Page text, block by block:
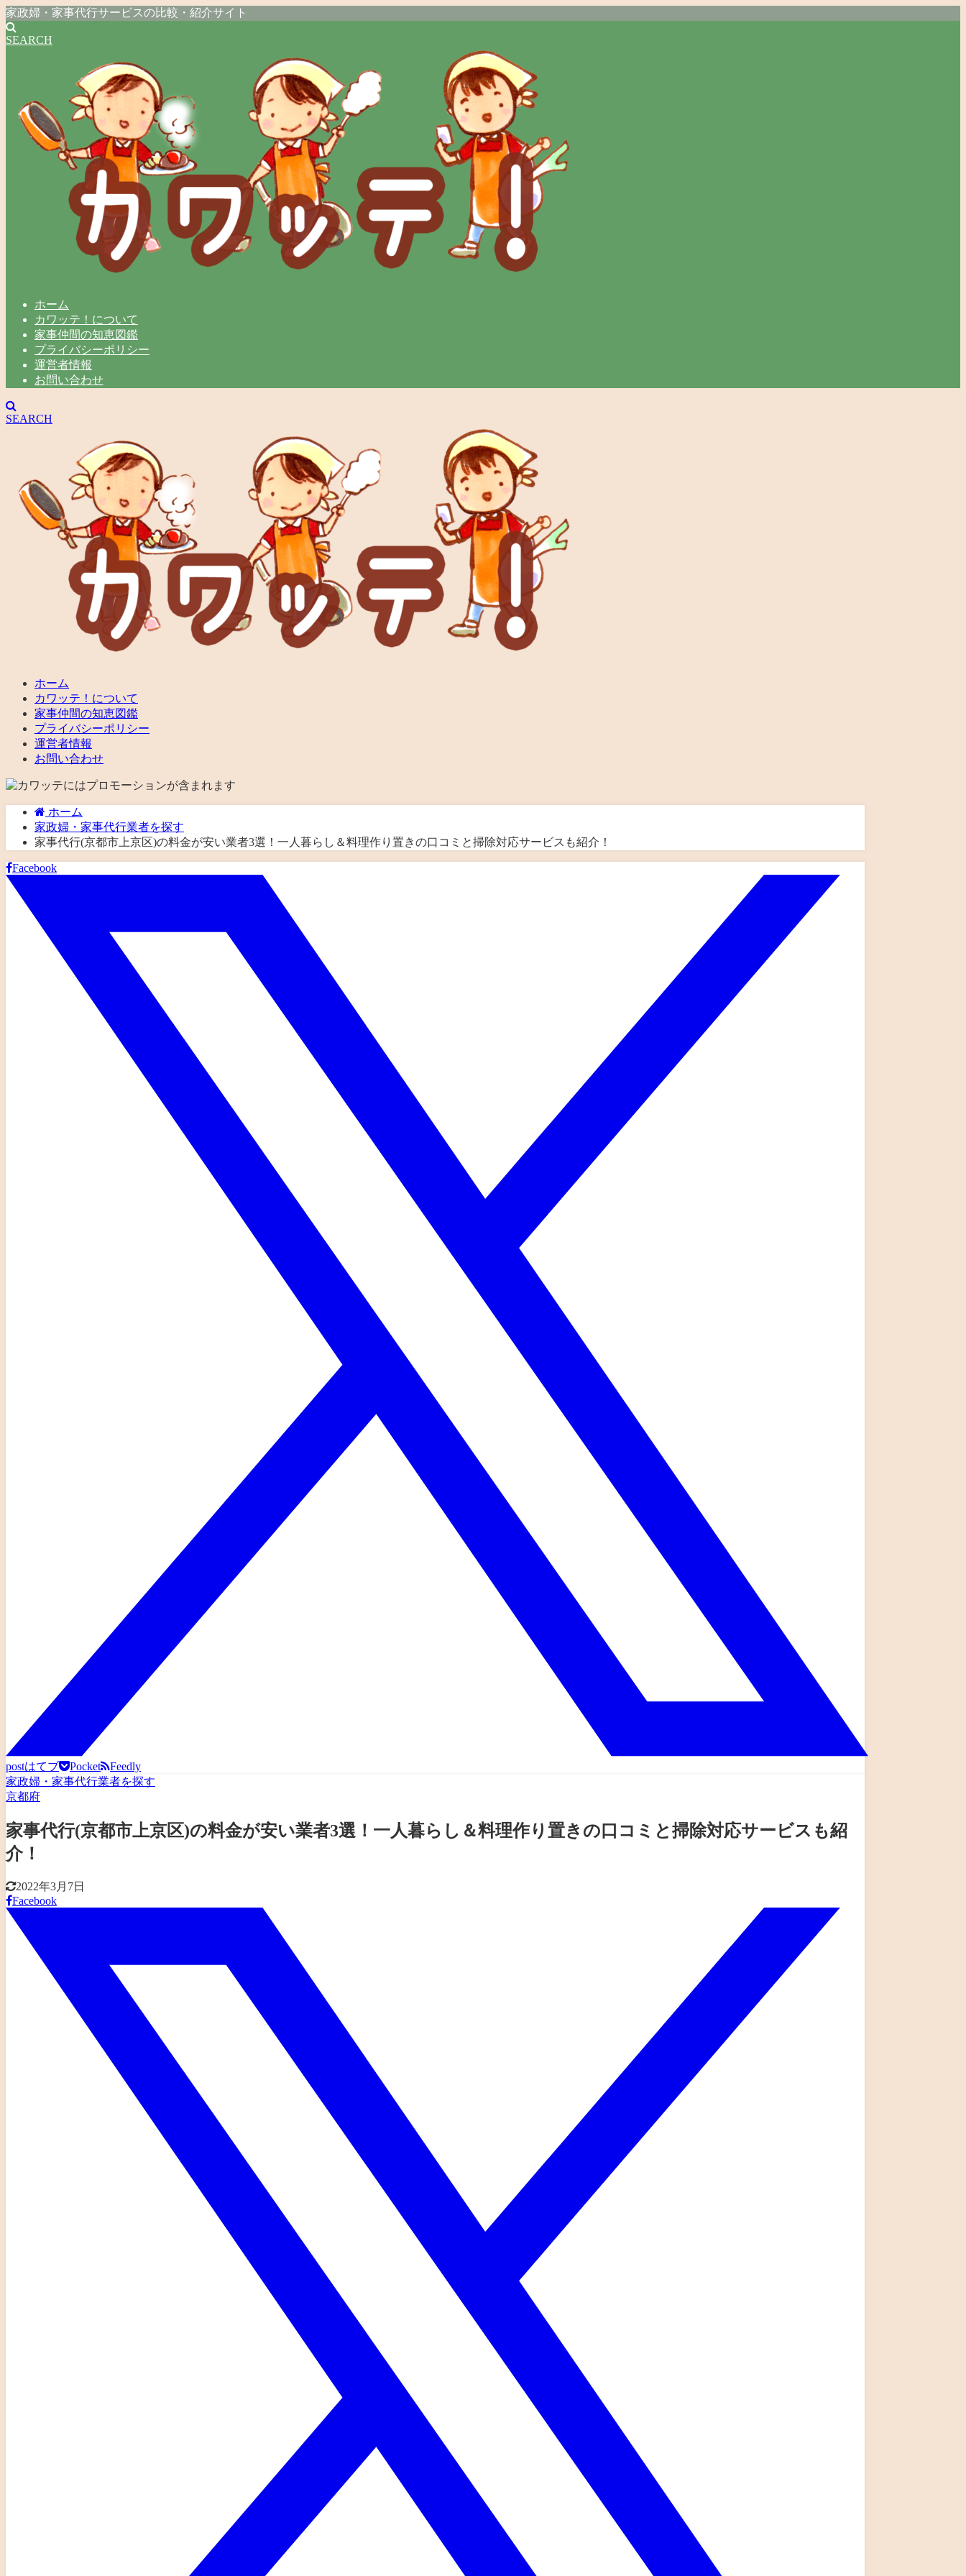
家政婦・家事代行サービスの比較・紹介サイト
SEARCH
ホーム
カワッテ！について
家事仲間の知恵図鑑
プライバシーポリシー
運営者情報
お問い合わせ
SEARCH
ホーム
カワッテ！について
家事仲間の知恵図鑑
プライバシーポリシー
運営者情報
お問い合わせ
ホーム
家政婦・家事代行業者を探す
家事代行(京都市上京区)の料金が安い業者3選！一人暮らし＆料理作り置きの口コミと掃除対応サービスも紹介！
Facebook
postはてブ Pocket
Feedly
家政婦・家事代行業者を探す
京都府
家事代行(京都市上京区)の料金が安い業者3選！一人暮らし＆料理作り置きの口コミと掃除対応サービスも紹
介！
2022年3月7日
Facebook